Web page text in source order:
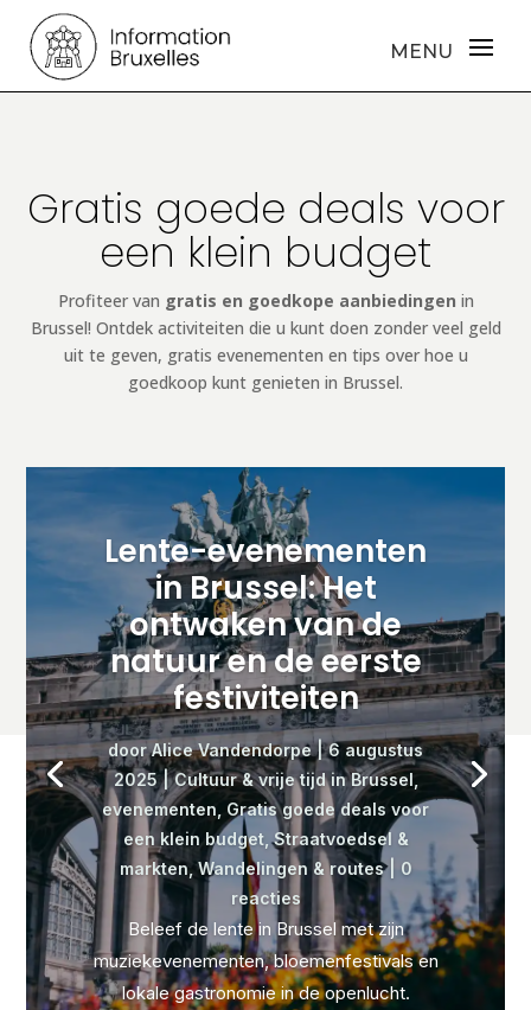
Gratis goede deals voor
een klein budget
Profiteer van gratis en goedkope aanbiedingen in
Brussel! Ontdek activiteiten die u kunt doen zonder veel geld
uit te geven, gratis evenementen en tips over hoe u
goedkoop kunt genieten in Brussel.
Lente-evenementen
in Brussel: Het
ontwaken van de
natuur en de eerste
festiviteiten
doorAlice Vandendorpe|6 augustus
2025|Cultuur & vrije tijd in Brussel
evenementen Gratis goede deals voor
een klein budget,Straatvoedsel &
markten,Wandelingen & routes| 0
reacties
Beleef de lente in Brussel met zijn
muziekevenementen, bloemenfestivals en
lokale gastronomie in de openlucht.